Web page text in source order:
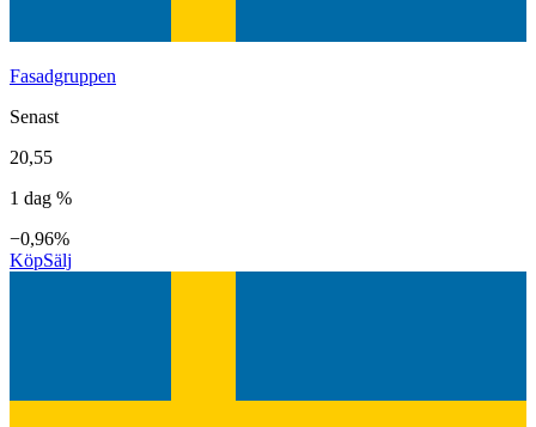
Fasadgruppen
Senast
20,55
1 dag %
−0,96%
KöpSälj